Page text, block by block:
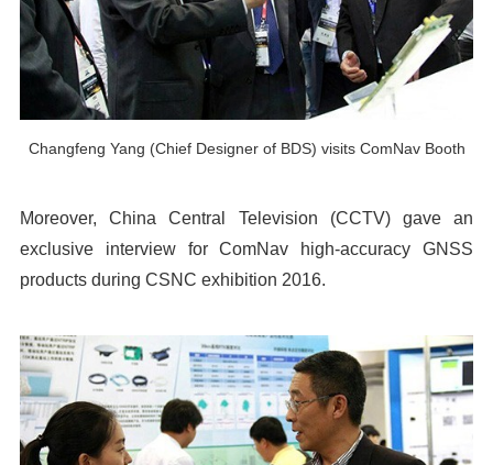
Changfeng Yang (Chief Designer of BDS) visits ComNav Booth
Moreover, China Central Television (CCTV) gave an
exclusive interview for ComNav high-accuracy GNSS
products during CSNC exhibition 2016.